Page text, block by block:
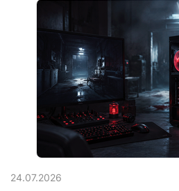
24.07.2026